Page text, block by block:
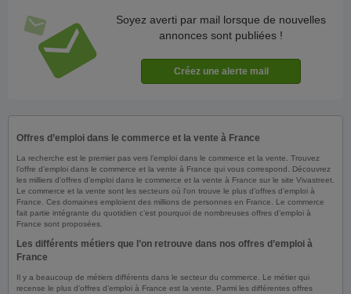
Soyez averti par mail lorsque de nouvelles
annonces sont publiées !
Offres d’emploi dans le commerce et la vente à France
La recherche est le premier pas vers l’emploi dans le commerce et la vente. Trouvez
l’offre d’emploi dans le commerce et la vente à France qui vous correspond. Découvrez
les milliers d’offres d’emploi dans le commerce et la vente à France sur le site Vivastreet.
Le commerce et la vente sont les secteurs où l'on trouve le plus d’offres d’emploi à
France. Ces domaines emploient des millions de personnes en France. Le commerce
fait partie intégrante du quotidien c’est pourquoi de nombreuses offres d’emploi à
France sont proposées.
Les différents métiers que l’on retrouve dans nos offres d’emploi à
France
Il y a beaucoup de métiers différents dans le secteur du commerce. Le métier qui
recense le plus d’offres d’emploi à France est la vente. Parmi les différentes offres